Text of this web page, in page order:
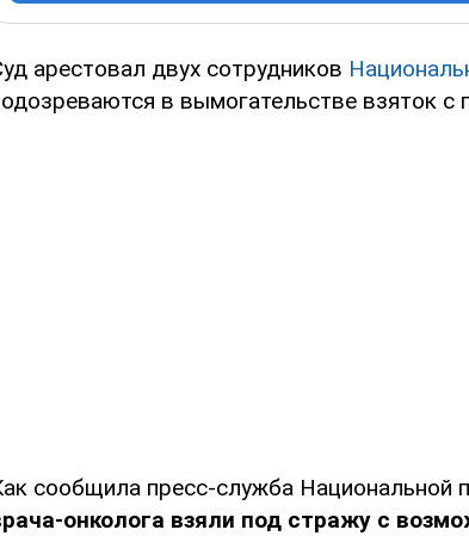
арестовал двух сотрудников
в вымогательстве взяток с
сообщила пресс-служба Национальной
онколога взяли под стражу с